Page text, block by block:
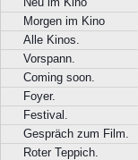
Morgen im Kino
Alle Kinos.
Vorspann.
Coming soon.
Foyer.
Festival.
Gespräch zum Film.
Roter Teppich.